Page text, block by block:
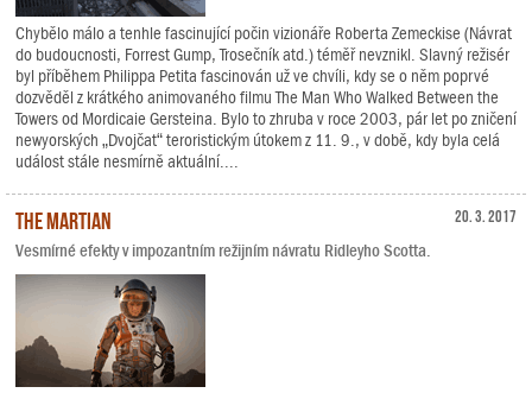
Chybělo málo a tenhle fascinující počin vizionáře Roberta Zemeckise (Návrat
do budoucnosti, Forrest Gump, Trosečník atd.) téměř nevznikl. Slavný režisér
byl příběhem Philippa Petita fascinován už ve chvíli, kdy se o něm poprvé
dozvěděl z krátkého animovaného filmu The Man Who Walked Between the
Towers od Mordicaie Gersteina. Bylo to zhruba v roce 2003, pár let po zničení
newyorských „Dvojčat“ teroristickým útokem z 11. 9., v době, kdy byla celá
událost stále nesmírně aktuální....
20. 3. 2017
The Martian
Vesmírné efekty v impozantním režijním návratu Ridleyho Scotta.